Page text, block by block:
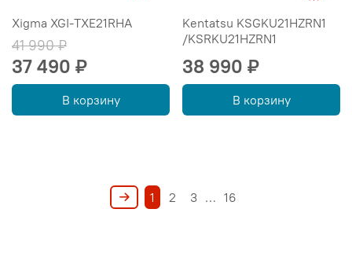
Xigma XGI-TXE21RHA
41 990 ₽
37 490 ₽
В корзину
Kentatsu KSGKU21HZRN1
/KSRKU21HZRN1
38 990 ₽
В корзину
1 2 3 … 16